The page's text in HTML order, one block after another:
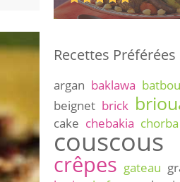
Recettes Préférées
argan baklawa
beignet brick
cake chebakia chorba
couscous
crêpes gateau